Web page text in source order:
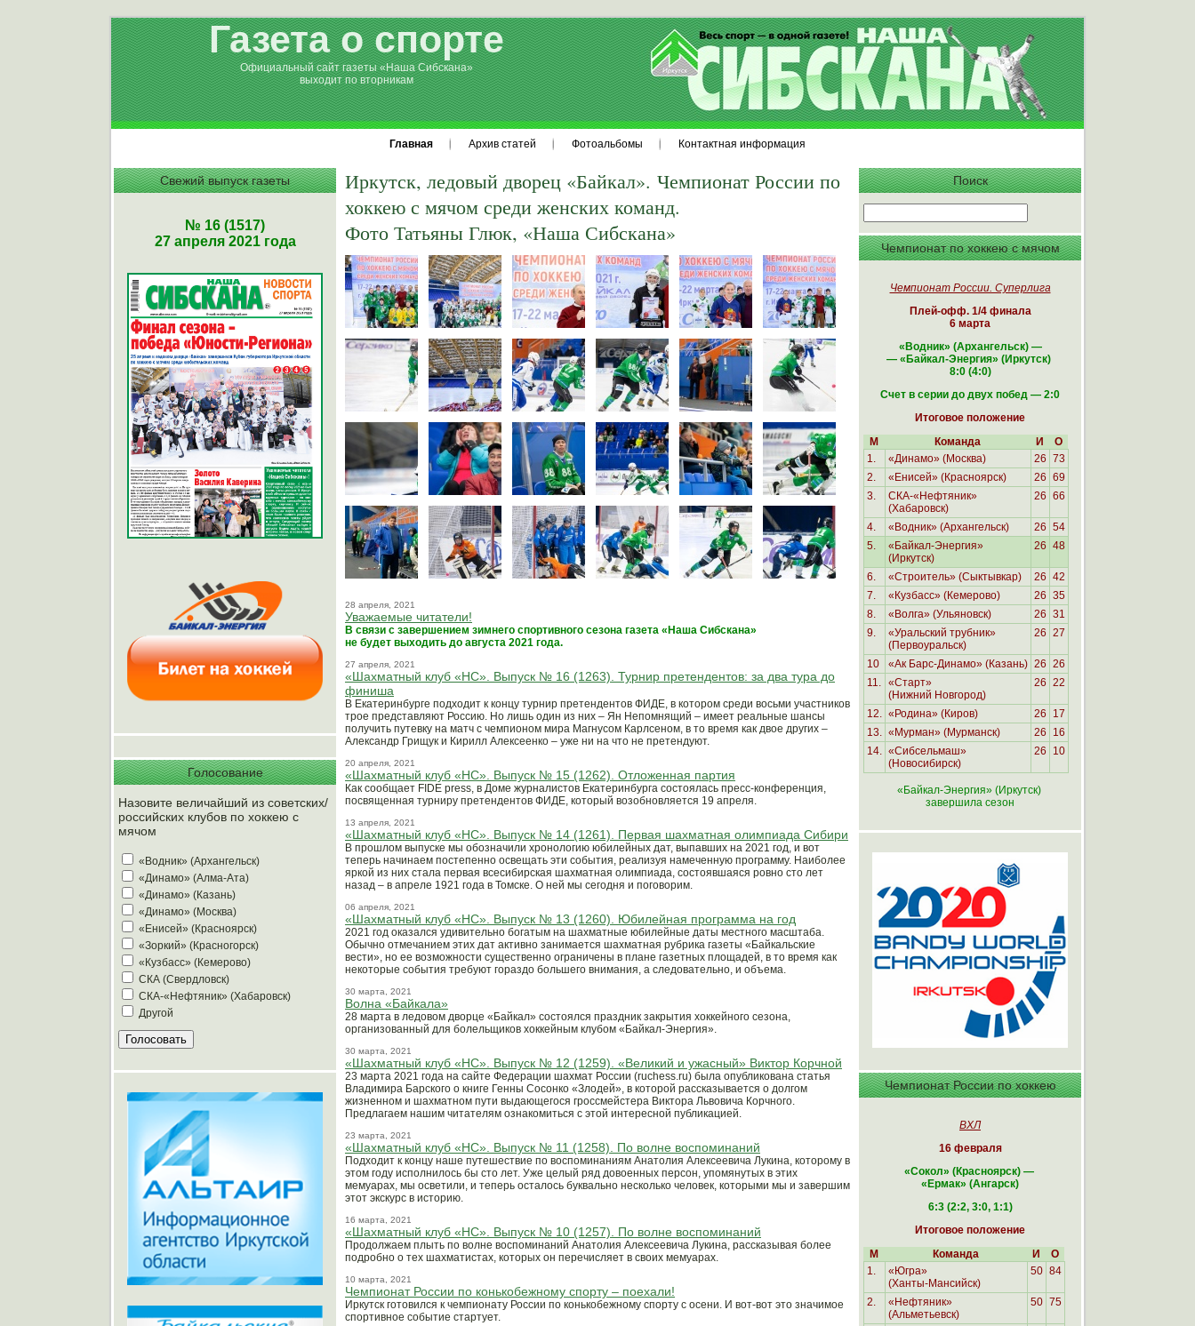
Газета о спорте
Официальный сайт газеты «Наша Сибскана»
выходит по вторникам
Главная Архив статей Фотоальбомы Контактная информация
Свежий выпуск газеты
№ 16 (1517)
27 апреля 2021 года
Голосование
Назовите величайший из советских/
российских клубов по хоккею с
мячом
«Водник» (Архангельск)
«Динамо» (Алма-Ата)
«Динамо» (Казань)
«Динамо» (Москва)
«Енисей» (Красноярск)
«Зоркий» (Красногорск)
«Кузбасс» (Кемерово)
СКА (Свердловск)
СКА-«Нефтяник» (Хабаровск)
Другой
Иркутск, ледовый дворец «Байкал». Чемпионат России по
хоккею с мячом среди женских команд.
Фото Татьяны Глюк, «Наша Сибскана»
28 апреля, 2021
Уважаемые читатели!
В связи с завершением зимнего спортивного сезона газета «Наша Сибскана»
не будет выходить до августа 2021 года.
27 апреля, 2021
«Шахматный клуб «НС». Выпуск № 16 (1263). Турнир претендентов: за два тура до
финиша
В Екатеринбурге подходит к концу турнир претендентов ФИДЕ, в котором среди восьми участников
трое представляют Россию. Но лишь один из них – Ян Непомнящий – имеет реальные шансы
получить путевку на матч с чемпионом мира Магнусом Карлсеном, в то время как двое других –
Александр Грищук и Кирилл Алексеенко – уже ни на что не претендуют.
20 апреля, 2021
«Шахматный клуб «НС». Выпуск № 15 (1262). Отложенная партия
Как сообщает FIDE press, в Доме журналистов Екатеринбурга состоялась пресс-конференция,
посвященная турниру претендентов ФИДЕ, который возобновляется 19 апреля.
13 апреля, 2021
«Шахматный клуб «НС». Выпуск № 14 (1261). Первая шахматная олимпиада Сибири
В прошлом выпуске мы обозначили хронологию юбилейных дат, выпавших на 2021 год, и вот
теперь начинаем постепенно освещать эти события, реализуя намеченную программу. Наиболее
яркой из них стала первая всесибирская шахматная олимпиада, состоявшаяся ровно сто лет
назад – в апреле 1921 года в Томске. О ней мы сегодня и поговорим.
06 апреля, 2021
«Шахматный клуб «НС». Выпуск № 13 (1260). Юбилейная программа на год
2021 год оказался удивительно богатым на шахматные юбилейные даты местного масштаба.
Обычно отмечанием этих дат активно занимается шахматная рубрика газеты «Байкальские
вести», но ее возможности существенно ограничены в плане газетных площадей, в то время как
некоторые события требуют гораздо большего внимания, а следовательно, и объема.
30 марта, 2021
Волна «Байкала»
28 марта в ледовом дворце «Байкал» состоялся праздник закрытия хоккейного сезона,
организованный для болельщиков хоккейным клубом «Байкал-Энергия».
30 марта, 2021
«Шахматный клуб «НС». Выпуск № 12 (1259). «Великий и ужасный» Виктор Корчной
23 марта 2021 года на сайте Федерации шахмат России (ruchess.ru) была опубликована статья
Владимира Барского о книге Генны Сосонко «Злодей», в которой рассказывается о долгом
жизненном и шахматном пути выдающегося гроссмейстера Виктора Львовича Корчного.
Предлагаем нашим читателям ознакомиться с этой интересной публикацией.
23 марта, 2021
«Шахматный клуб «НС». Выпуск № 11 (1258). По волне воспоминаний
Подходит к концу наше путешествие по воспоминаниям Анатолия Алексеевича Лукина, которому в
этом году исполнилось бы сто лет. Уже целый ряд довоенных персон, упомянутых в этих
мемуарах, мы осветили, и теперь осталось буквально несколько человек, которыми мы и завершим
этот экскурс в историю.
16 марта, 2021
«Шахматный клуб «НС». Выпуск № 10 (1257). По волне воспоминаний
Продолжаем плыть по волне воспоминаний Анатолия Алексеевича Лукина, рассказывая более
подробно о тех шахматистах, которых он перечисляет в своих мемуарах.
10 марта, 2021
Чемпионат России по конькобежному спорту – поехали!
Иркутск готовился к чемпионату России по конькобежному спорту с осени. И вот-вот это значимое
спортивное событие стартует.
Поиск
Чемпионат по хоккею с мячом
Чемпионат России. Суперлига
Плей-офф. 1/4 финала
6 марта
«Водник» (Архангельск) —
— «Байкал-Энергия» (Иркутск)
8:0 (4:0)
Счет в серии до двух побед — 2:0
Итоговое положение
М
Команда И
О
1.
«Динамо» (Москва) 26 73
2.
«Енисей» (Красноярск) 26 69
3.
СКА-«Нефтяник»
(Хабаровск)
26 66
4. «Водник» (Архангельск) 26 54
5.
«Байкал-Энергия»
(Иркутск)
26 48
6. «Строитель» (Сыктывкар) 26 42
7.
«Кузбасс» (Кемерово) 26 35
8.
«Волга» (Ульяновск) 26 31
9.
«Уральский трубник»
(Первоуральск)
26 27
10 «Ак Барс-Динамо» (Казань) 26 26
11. «Старт»
(Нижний Новгород)
26 22
12. «Родина» (Киров) 26
17
13. «Мурман» (Мурманск) 26
16
14. «Сибсельмаш»
(Новосибирск)
26 10
« Байкал-Энергия» (Иркутск)
завершила сезон
Чемпионат России по хоккею
ВХЛ
16 февраля
«Сокол» (Красноярск) —
«Ермак» (Ангарск)
6:3 (2:2, 3:0, 1:1)
Итоговое положение
М
Команда И
О
1.
«Югра»
(Ханты-Мансийск)
50 84
2. « Нефтяник»
(Альметьевск)
50 75